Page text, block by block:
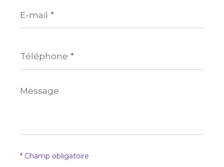
mail
*
*
Message
*
* Champ obligatoire